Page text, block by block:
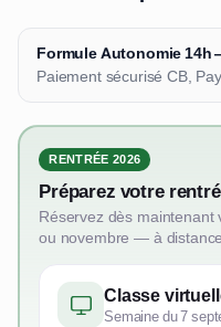
Formule Autonomie 14h
Paiement sécurisé CB,
RENTRÉE 2026
Préparez votre
Réservez dès
ou novembre — à
Classe
Semaine du 7